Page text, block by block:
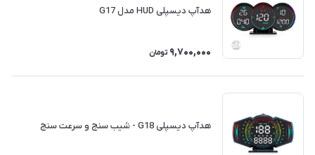
هدآپ دیسپلی HUD مدل G17
9,700,000 تومان
هدآپ دیسپلی G18 - شیب سنج و سرعت سنج